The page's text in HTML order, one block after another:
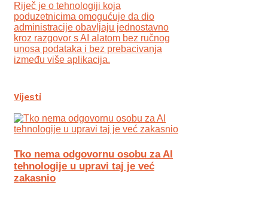
Riječ je o tehnologiji koja
poduzetnicima omogućuje da dio
administracije obavljaju jednostavno
kroz razgovor s AI alatom bez ručnog
unosa podataka i bez prebacivanja
između više aplikacija.
Vijesti
Tko nema odgovornu osobu za AI
tehnologije u upravi taj je već
zakasnio